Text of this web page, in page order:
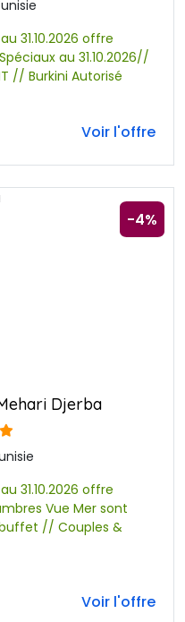
31.10.2026 offre
au 31.10.2026//
// Burkini Autorisé
Voir l'offre
-4%
Djerba
31.10.2026 offre
Vue Mer sont
// Couples &
Voir l'offre